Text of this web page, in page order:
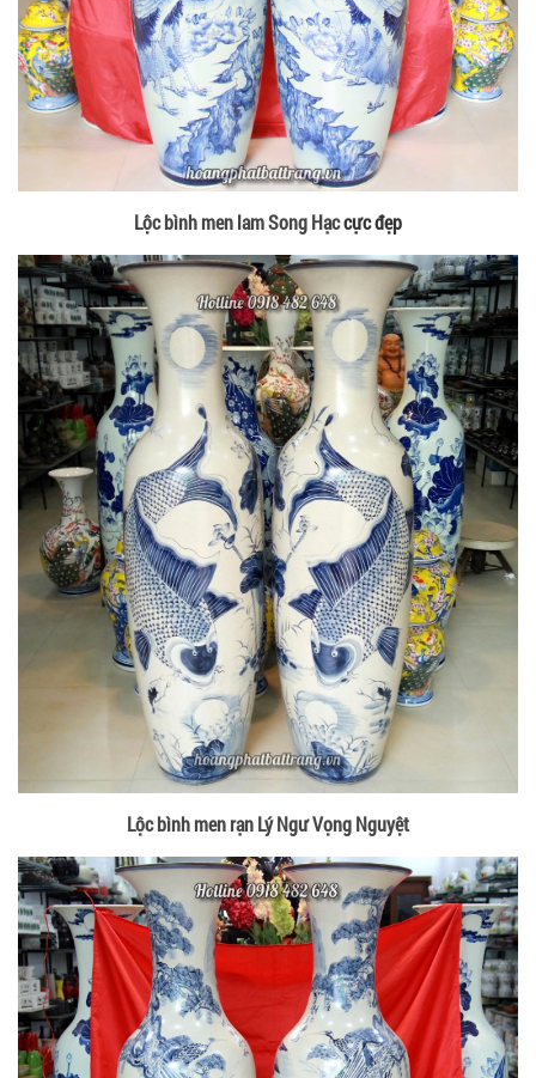
Lộc bình men lam Song Hạccực đẹp
Lộc bình men rạn Lý Ngư Vọng Nguyệt